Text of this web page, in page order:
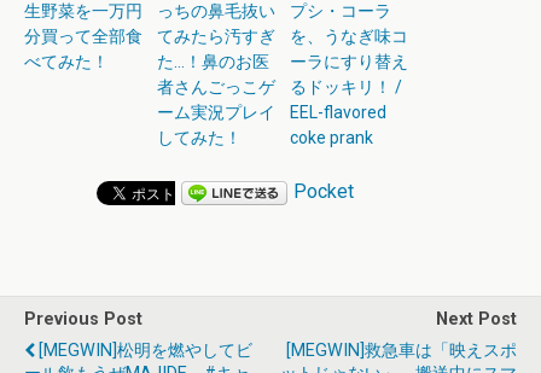
生野菜を一万円
分買って全部食
べてみた！
っちの鼻毛抜い
てみたら汚すぎ
た…！鼻のお医
者さんごっこゲ
ーム実況プレイ
してみた！
プシ・コーラ
を、うなぎ味コ
ーラにすり替え
るドッキリ！ /
EEL-flavored
coke prank
Pocket
Previous Post
[MEGWIN]松明を燃やしてビ
Next Post
[MEGWIN]救急車は「映えスポ